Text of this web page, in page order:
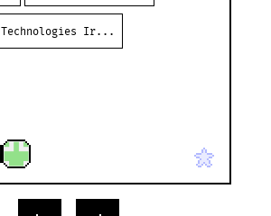
Technologies Ir...